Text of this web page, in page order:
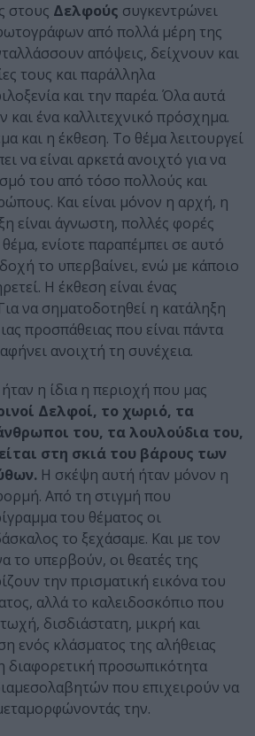
στους Δελφούς συγκεντρώνει
από πολλά μέρη της
απόψεις, δείχνουν και
τους και παράλληλα
και την παρέα. Όλα αυτά
ένα καλλιτεχνικό πρόσχημα.
και η έκθεση. Το θέμα λειτουργεί
να είναι αρκετά ανοιχτό για να
του από τόσο πολλούς και
Και είναι μόνον η αρχή, η
είναι άγνωστη, πολλές φορές
ενίοτε παραπέμπει σε αυτό
το υπερβαίνει, ενώ με κάποιο
Η έκθεση είναι ένας
να σηματοδοτηθεί η κατάληξη
προσπάθειας που είναι πάντα
ανοιχτή τη συνέχεια.
η ίδια η περιοχή που μας
Δελφοί, το χωριό, τα
του, τα λουλούδια του,
στη σκιά του βάρους των
Η σκέψη αυτή ήταν μόνον η
Από τη στιγμή που
του θέματος οι
το ξεχάσαμε. Και με τον
το υπερβούν, οι θεατές της
την πρισματική εικόνα του
αλλά το καλειδοσκόπιο που
δισδιάστατη, μικρή και
ενός κλάσματος της αλήθειας
διαφορετική προσωπικότητα
που επιχειρούν να
την.